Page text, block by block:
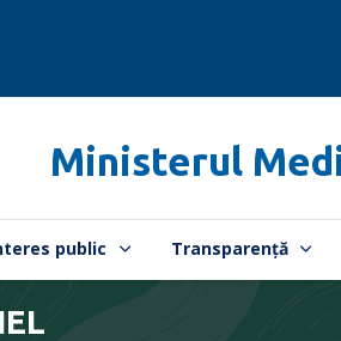
Ministerul
public Transparență